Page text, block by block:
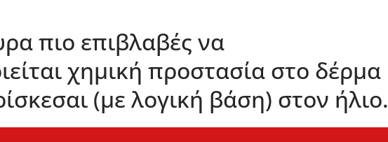
πιο επιβλαβές να
χημική προστασία στο δέρμα
(με λογική βάση) στον ήλιο.